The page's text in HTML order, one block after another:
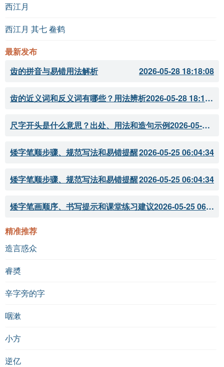
然和自我境界的追求，但曾协更强调生活的简朴和内
心的宁静，而李白则表现出一种洒脱和豪放的个性。
《宋诗选》
《古诗词解读》
西江月
西江月 其七 鲞鹤
最新发布
齿的拼音与易错用法解析
2026-05-28 18:18:08
齿的近义词和反义词有哪些？用法辨析 2026-05-28 18:18:07
尺字开头是什么意思？出处、用法和造句示例 2026-05-28 18:18:05
矮字笔顺步骤、规范写法和易错提醒2026-05-25 06:04:34
矮字笔顺步骤、规范写法和易错提醒2026-05-25 06:04:34
矮字笔画顺序、书写提示和课堂练习建议 2026-05-25 06:04:33
精准推荐
造言惑众
睿奬
辛字旁的字
咽漱
小方
逆亿